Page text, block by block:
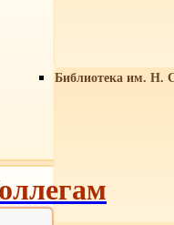
Библиотека им. Н.